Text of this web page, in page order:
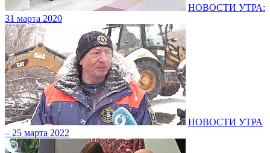
НОВОСТИ УТРА:
31 марта 2020
НОВОСТИ УТРА
– 25 марта 2022